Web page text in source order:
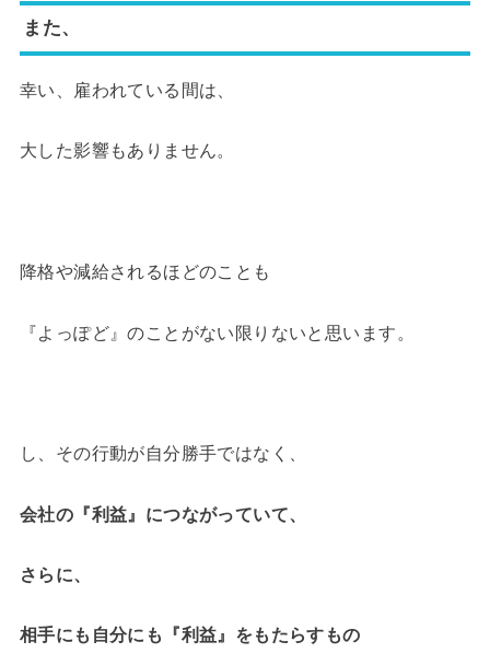
また、
幸い、雇われている間は、
大した影響もありません。
降格や減給されるほどのことも
『よっぽど』のことがない限りないと思います。
し、その行動が自分勝手ではなく、
会社の『利益』につながっていて、
さらに、
相手にも自分にも『利益』をもたらすもの